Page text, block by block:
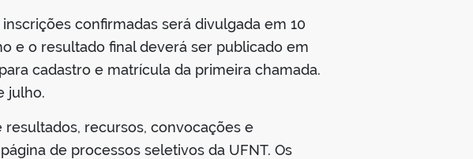
confirmadas será divulgada em 10
e o resultado final deverá ser publicado em
cadastro e matrícula da primeira chamada.
julho.
recursos, convocações e
de processos seletivos da UFNT. Os